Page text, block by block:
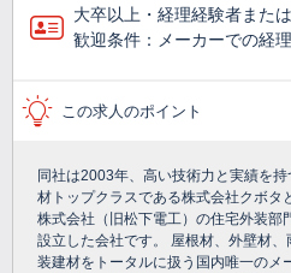
大卒以上・経理経験者また
歓迎条件：メーカーでの経
この求人のポイント
同社は2003年、高い技術力と実績を
材トップクラスである株式会社クボタ
株式会社（旧松下電工）の住宅外装部
設立した会社です。 屋根材、外壁材、
装建材をトータルに扱う国内唯一のメ